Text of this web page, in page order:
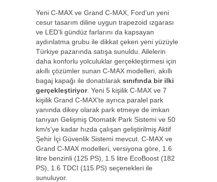
Yeni C-MAX ve Grand C-MAX, Ford’un yeni
cesur tasarım diline uygun trapezoid ızgarası
ve LED’li gündüz farlarını da kapsayan
aydınlatma grubu ile dikkat çeken yeni yüzüyle
Türkiye pazarında satışa sunuldu. Ailelerin
daha konforlu yolculuklar gerçekleştirmesi için
akıllı çözümler sunan C-MAX modelleri, akıllı
bagaj kapağı ile donatılarak sınıfında bir ilki
gerçekleştiriyor. Yeni 5 kişilik C-MAX ve 7
kişilik Grand C-MAX’te ayrıca paralel park
yanında dikey olarak park etmeye de imkan
tanıyan Gelişmiş Otomatik Park Sistemi ve 50
km/s’ye kadar hızda çalışan geliştirilmiş Aktif
Şehir İçi Güvenlik Sistemi mevcut. C-MAX ve
Grand C-MAX modelleri, versiyona göre, 1.6
litre benzinli (125 PS), 1.5 litre EcoBoost (182
PS), 1.6 TDCI (115 PS) seçenekleri ile
sunuluyor.